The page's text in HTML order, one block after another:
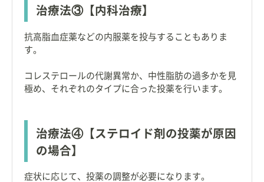
治療法③【内科治療】
抗高脂血症薬などの内服薬を投与することもありま
す。
コレステロールの代謝異常か、中性脂肪の過多かを見
極め、それぞれのタイプに合った投薬を行います。
治療法④【ステロイド剤の投薬が原因
の場合】
症状に応じて、投薬の調整が必要になります。